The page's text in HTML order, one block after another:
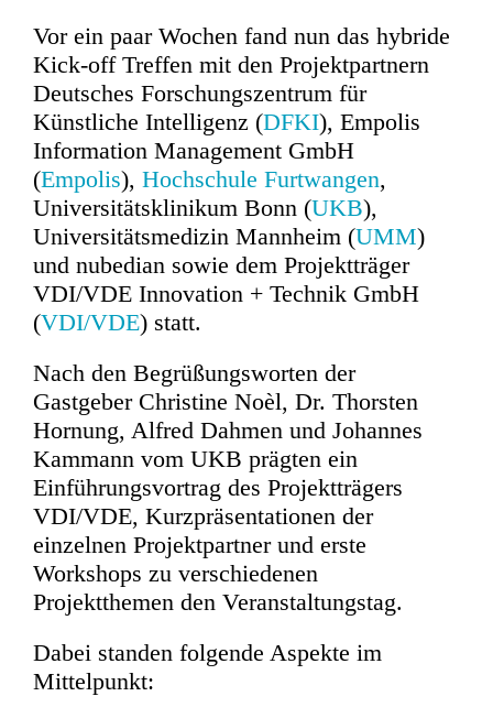
Vor ein paar Wochen fand nun das hybride
Kick-off Treffen mit den Projektpartnern
Deutsches Forschungszentrum für
Künstliche Intelligenz (DFKI), Empolis
Information Management GmbH
(Empolis), Hochschule Furtwangen,
Universitätsklinikum Bonn (UKB),
Universitätsmedizin Mannheim (UMM)
und nubedian sowie dem Projektträger
VDI/VDE Innovation + Technik GmbH
(VDI/VDE) statt.
Nach den Begrüßungsworten der
Gastgeber Christine Noèl, Dr. Thorsten
Hornung, Alfred Dahmen und Johannes
Kammann vom UKB prägten ein
Einführungsvortrag des Projektträgers
VDI/VDE, Kurzpräsentationen der
einzelnen Projektpartner und erste
Workshops zu verschiedenen
Projektthemen den Veranstaltungstag.
Dabei standen folgende Aspekte im
Mittelpunkt: